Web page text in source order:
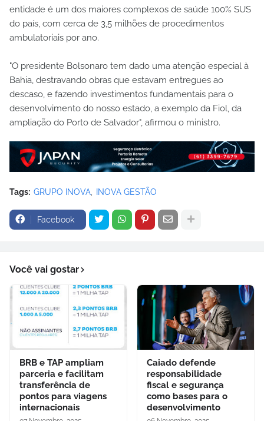
entidade é um dos maiores complexos de saúde 100% SUS
do país, com cerca de 3,5 milhões de procedimentos
ambulatoriais por ano.
"O presidente Bolsonaro tem dado uma atenção especial à
Bahia, destravando obras que estavam entregues ao
descaso, e fazendo investimentos fundamentais para o
desenvolvimento do nosso estado, a exemplo da Fiol, da
ampliação do Porto de Salvador", afirmou o ministro.
Tags: GRUPO INOVA INOVA GESTÃO
Facebook
Você vai gostar
BRB e TAP ampliam
parceria e facilitam
transferência de
pontos para viagens
internacionais
Caiado defende
responsabilidade
fiscal e segurança
como bases para o
desenvolvimento